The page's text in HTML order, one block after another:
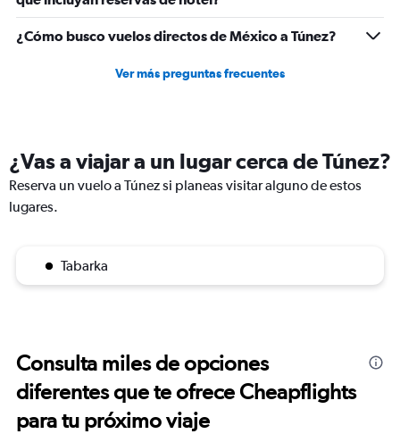
¿Cómo busco vuelos directos de México a Túnez?
Ver más preguntas frecuentes
¿Vas a viajar a un lugar cerca de Túnez?
Reserva un vuelo a Túnez si planeas visitar alguno de estos
lugares.
Tabarka
Consulta miles de opciones
diferentes que te ofrece Cheapflights
para tu próximo viaje